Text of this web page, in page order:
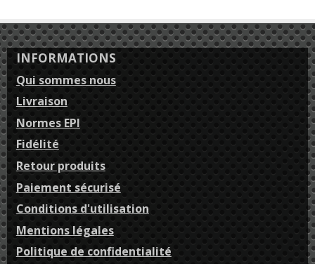
INFORMATIONS
Qui sommes nous
Livraison
Normes EPI
Fidélité
Retour produits
Paiement sécurisé
Conditions d'utilisation
Mentions légales
Politique de confidentialité